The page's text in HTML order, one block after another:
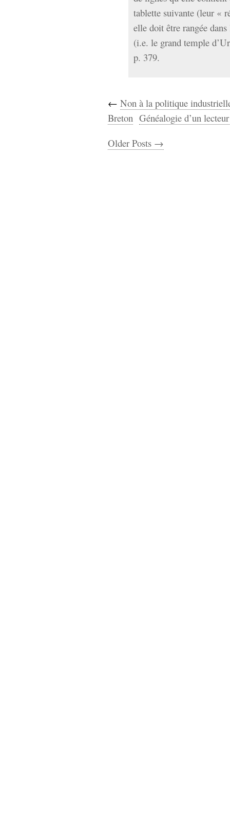
tablette suivante (leur «
elle doit être rangée
(i.e. le grand temple
p. 379.
← Non à la politique
Breton Généalogie d’un
Older Posts →